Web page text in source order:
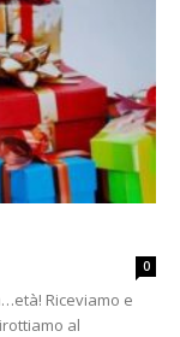
0
Riceviamo e
al